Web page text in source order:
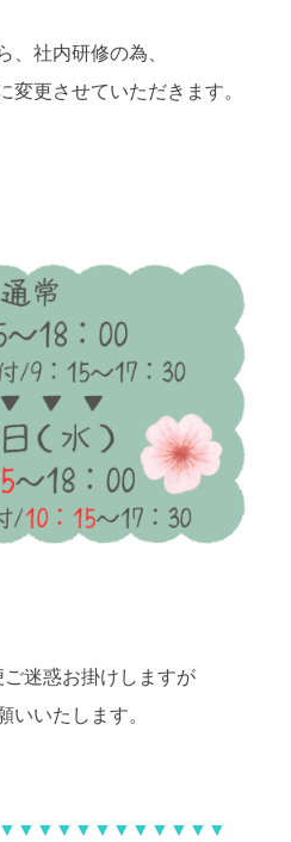
、社内研修の為、
変更させていただきます。
迷惑お掛けしますが
いいたします。